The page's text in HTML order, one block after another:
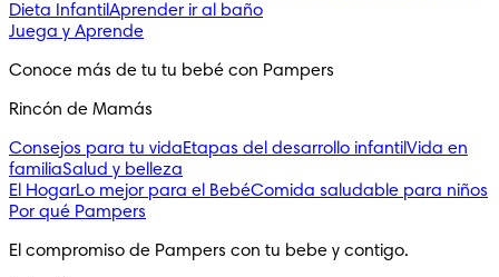
Dieta InfantilAprender ir al baño
Juega y Aprende
Conoce más de tu tu bebé con Pampers
Rincón de Mamás
Consejos para tu vidaEtapas del desarrollo infantilVida en
familiaSalud y belleza
El HogarLo mejor para el BebéComida saludable para niños
Por qué Pampers
El compromiso de Pampers con tu bebe y contigo.